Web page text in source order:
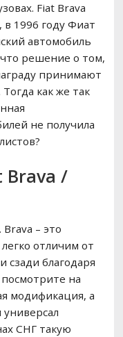
Fiat Brava
в 1996 году Фиат
автомобиль
решение о том,
принимают
как же так
не получила
Brava /
– это
отличим от
сзади благодаря
на
модификация, а
СНГ такую